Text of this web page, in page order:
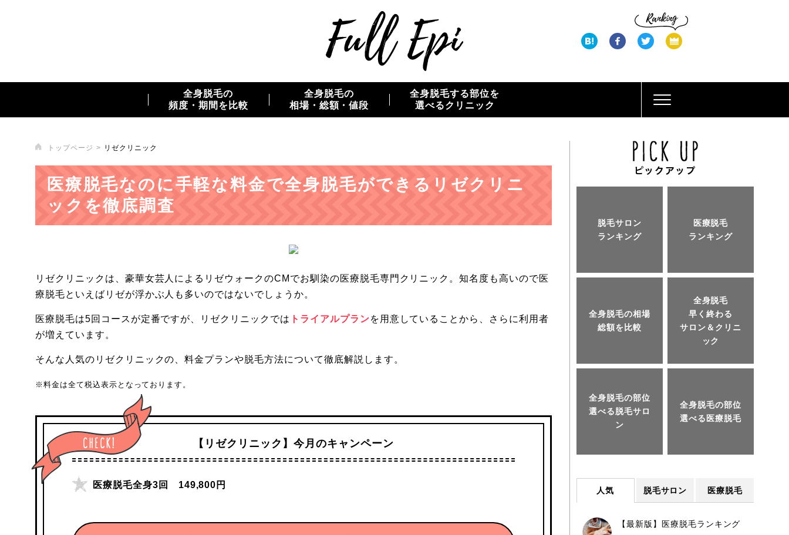
全身脱毛の
頻度・期間を比較
全身脱毛の
相場・総額・値段
全身脱毛する部位を
選べるクリニック
トップページ リゼクリニック
医療脱毛なのに手軽な料金で全身脱毛ができるリゼクリニ
ックを徹底調査
リゼクリニックは、豪華女芸人によるリゼウォークのCMでお馴染の医療脱毛専門クリニック。知名度も高いので医
療脱毛といえばリゼが浮かぶ人も多いのではないでしょうか。
医療脱毛は5回コースが定番ですが、リゼクリニックでは トライアルプランを用意していることから、さらに利用者
が増えています。
そんな人気のリゼクリニックの、料金プランや脱毛方法について徹底解説します。
※料金は全て税込表示となっております。
【リゼクリニック】今月のキャンペーン
医療脱毛全身3回 149,800円
脱毛サロン
ランキング
医療脱毛
ランキング
全身脱毛の相場
総額を比較
全身脱毛
早く終わる
サロン＆クリニ
ック
全身脱毛の部位
選べる脱毛サロ
ン
全身脱毛の部位
選べる医療脱毛
人気 脱毛サロン 医療脱毛
【最新版】医療脱毛ランキング